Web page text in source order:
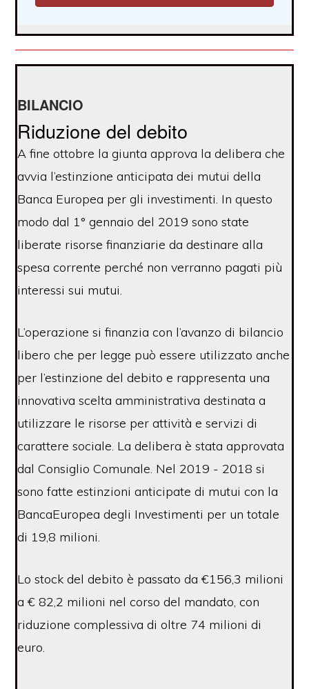
BILANCIO
Riduzione del debito
A fine ottobre la giunta approva la delibera che
avvia l’estinzione anticipata dei mutui della
Banca Europea per gli investimenti. In questo
modo dal 1° gennaio del 2019 sono state
liberate risorse finanziarie da destinare alla
spesa corrente perché non verranno pagati più
interessi sui mutui.
L’operazione si finanzia con l’avanzo di bilancio
libero che per legge può essere utilizzato anche
per l’estinzione del debito e rappresenta una
innovativa scelta amministrativa destinata a
utilizzare le risorse per attività e servizi di
carattere sociale. La delibera è stata approvata
dal Consiglio Comunale. Nel 2019 - 2018 si
sono fatte estinzioni anticipate di mutui con la
BancaEuropea degli Investimenti per un totale
di 19,8 milioni.
Lo stock del debito è passato da €156,3 milioni
a € 82,2 milioni nel corso del mandato, con
riduzione complessiva di oltre 74 milioni di
euro.